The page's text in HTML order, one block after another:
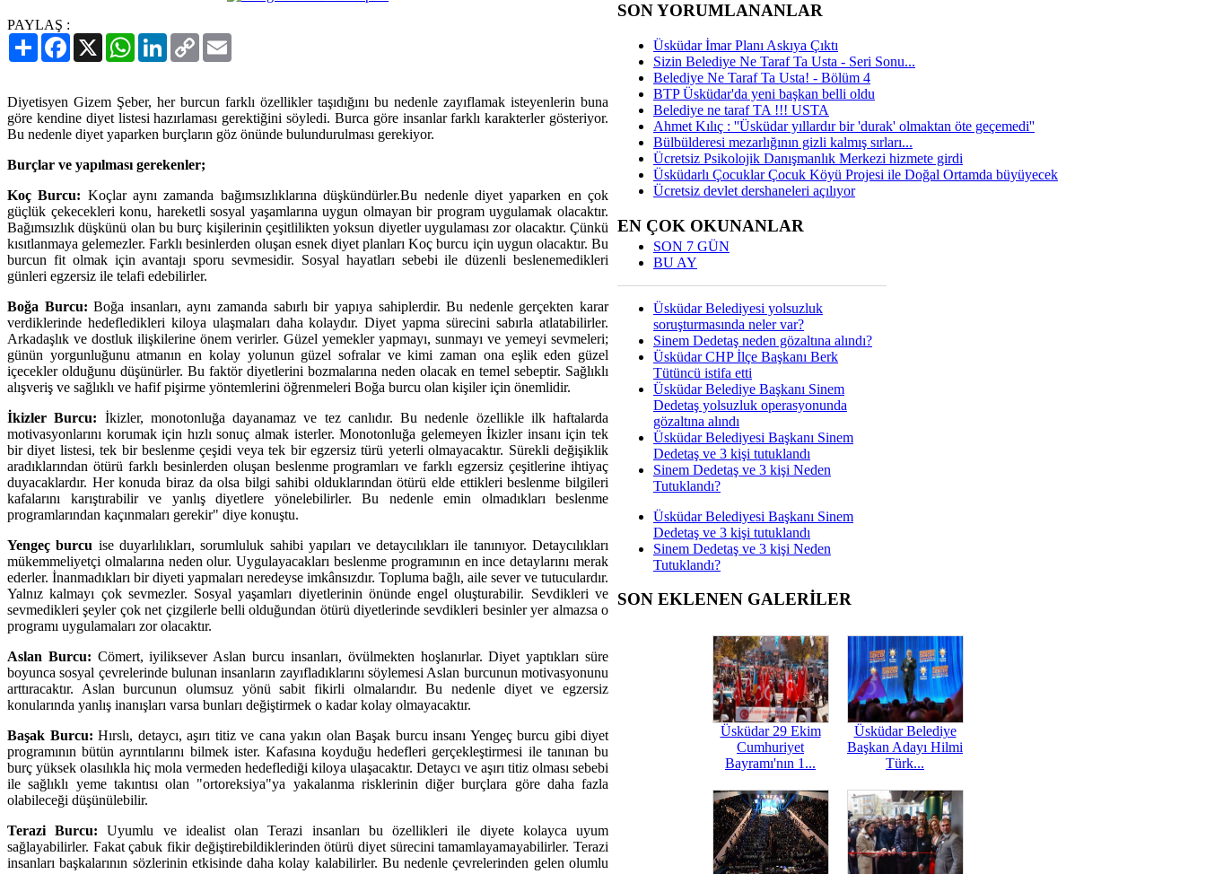
PAYLAŞ :
PaylaşFacebook
X WhatsAppLinkedIn
Copy
Link
Diyetisyen Gizem Şeber, her burcun farklı özellikler taşıdığını bu nedenle zayıflamak isteyenlerin buna
göre kendine diyet listesi hazırlaması gerektiğini söyledi. Burca göre insanlar farklı karakterler gösteriyor.
Bu nedenle diyet yaparken burçların göz önünde bulundurulması gerekiyor.
Burçlar ve yapılması gerekenler;
Koç Burcu: Koçlar aynı zamanda bağımsızlıklarına düşkündürler.Bu nedenle diyet yaparken en çok
güçlük çekecekleri konu, hareketli sosyal yaşamlarına uygun olmayan bir program uygulamak olacaktır.
Bağımsızlık düşkünü olan bu burç kişilerinin çeşitlilikten yoksun diyetler uygulaması zor olacaktır. Çünkü
kısıtlanmaya gelemezler. Farklı besinlerden oluşan esnek diyet planları Koç burcu için uygun olacaktır. Bu
burcun fit olmak için avantajı sporu sevmesidir. Sosyal hayatları sebebi ile düzenli beslenemedikleri
günleri egzersiz ile telafi edebilirler.
Boğa Burcu: Boğa insanları, aynı zamanda sabırlı bir yapıya sahiplerdir. Bu nedenle gerçekten karar
verdiklerinde hedefledikleri kiloya ulaşmaları daha kolaydır. Diyet yapma sürecini sabırla atlatabilirler.
Arkadaşlık ve dostluk ilişkilerine önem verirler. Güzel yemekler yapmayı, sunmayı ve yemeyi sevmeleri;
günün yorgunluğunu atmanın en kolay yolunun güzel sofralar ve kimi zaman ona eşlik eden güzel
içecekler olduğunu düşünürler. Bu faktör diyetlerini bozmalarına neden olacak en temel sebeptir. Sağlıklı
alışveriş ve sağlıklı ve hafif pişirme yöntemlerini öğrenmeleri Boğa burcu olan kişiler için önemlidir.
İkizler Burcu: İkizler, monotonluğa dayanamaz ve tez canlıdır. Bu nedenle özellikle ilk haftalarda
motivasyonlarını korumak için hızlı sonuç almak isterler. Monotonluğa gelemeyen İkizler insanı için tek
bir diyet listesi, tek bir beslenme çeşidi veya tek bir egzersiz türü yeterli olmayacaktır. Sürekli değişiklik
aradıklarından ötürü farklı besinlerden oluşan beslenme programları ve farklı egzersiz çeşitlerine ihtiyaç
duyacaklardır. Her konuda biraz da olsa bilgi sahibi olduklarından ötürü elde ettikleri beslenme bilgileri
kafalarını karıştırabilir ve yanlış diyetlere yönelebilirler. Bu nedenle emin olmadıkları beslenme
programlarından kaçınmaları gerekir" diye konuştu.
Yengeç burcu ise duyarlılıkları, sorumluluk sahibi yapıları ve detaycılıkları ile tanınıyor. Detaycılıkları
mükemmeliyetçi olmalarına neden olur. Uygulayacakları beslenme programının en ince detaylarını merak
ederler. İnanmadıkları bir diyeti yapmaları neredeyse imkânsızdır. Topluma bağlı, aile sever ve tutuculardır.
Yalnız kalmayı çok sevmezler. Sosyal yaşamları diyetlerinin önünde engel oluşturabilir. Sevdikleri ve
sevmedikleri şeyler çok net çizgilerle belli olduğundan ötürü diyetlerinde sevdikleri besinler yer almazsa o
programı uygulamaları zor olacaktır.
Aslan Burcu: Cömert, iyiliksever Aslan burcu insanları, övülmekten hoşlanırlar. Diyet yaptıkları süre
boyunca sosyal çevrelerinde bulunan insanların zayıfladıklarını söylemesi Aslan burcunun motivasyonunu
arttıracaktır. Aslan burcunun olumsuz yönü sabit fikirli olmalarıdır. Bu nedenle diyet ve egzersiz
konularında yanlış inanışları varsa bunları değiştirmek o kadar kolay olmayacaktır.
Başak Burcu: Hırslı, detaycı, aşırı titiz ve cana yakın olan Başak burcu insanı Yengeç burcu gibi diyet
programının bütün ayrıntılarını bilmek ister. Kafasına koyduğu hedefleri gerçekleştirmesi ile tanınan bu
burç yüksek olasılıkla hiç mola vermeden hedeflediği kiloya ulaşacaktır. Detaycı ve aşırı titiz olması sebebi
ile sağlıklı yeme takıntısı olan "ortoreksiya"ya yakalanma risklerinin diğer burçlara göre daha fazla
olabileceği düşünülebilir.
Terazi Burcu: Uyumlu ve idealist olan Terazi insanları bu özellikleri ile diyete kolayca uyum
sağlayabilirler. Fakat çabuk fikir değiştirebildiklerinden ötürü diyet sürecini tamamlayamayabilirler. Terazi
insanları başkalarının sözlerinin etkisinde daha kolay kalabilirler. Bu nedenle çevrelerinden gelen olumlu
SON YORUMLANANLAR
Üsküdar İmar Planı Askıya Çıktı
Sizin Belediye Ne Taraf Ta Usta - Seri Sonu...
Belediye Ne Taraf Ta Usta! - Bölüm 4
BTP Üsküdar'da yeni başkan belli oldu
Belediye ne taraf TA !!! USTA
Ahmet Kılıç : ''Üsküdar yıllardır bir 'durak' olmaktan öte geçemedi''
Bülbülderesi mezarlığının gizli kalmış sırları...
Ücretsiz Psikolojik Danışmanlık Merkezi hizmete girdi
Üsküdarlı Çocuklar Çocuk Köyü Projesi ile Doğal Ortamda büyüyecek
Ücretsiz devlet dershaneleri açılıyor
EN ÇOK OKUNANLAR
SON 7 GÜN
BU AY
Üsküdar Belediyesi yolsuzluk
soruşturmasında neler var?
Sinem Dedetaş neden gözaltına alındı?
Üsküdar CHP İlçe Başkanı Berk
Tütüncü istifa etti
Üsküdar Belediye Başkanı Sinem
Dedetaş yolsuzluk operasyonunda
gözaltına alındı
Üsküdar Belediyesi Başkanı Sinem
Dedetaş ve 3 kişi tutuklandı
Sinem Dedetaş ve 3 kişi Neden
Tutuklandı?
Üsküdar Belediyesi Başkanı Sinem
Dedetaş ve 3 kişi tutuklandı
Sinem Dedetaş ve 3 kişi Neden
Tutuklandı?
SON EKLENEN GALERİLER
Üsküdar 29 Ekim
Cumhuriyet
Bayramı'nın 1...
Üsküdar Belediye
Başkan Adayı Hilmi
Türk...